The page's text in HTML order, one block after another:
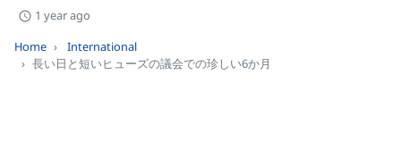
1 year ago
Home
International
長い日と短いヒューズの議会での珍しい6か月